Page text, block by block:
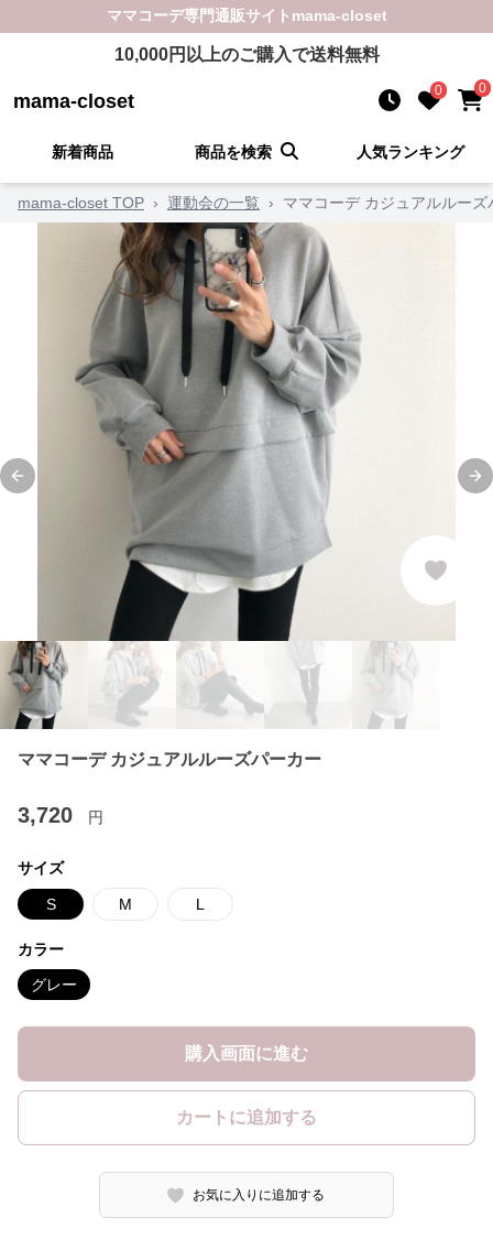
ママコーデ専門通販サイト mama-closet
10,000円以上のご購入で送料無料
mama-closet 0 0
新着商品 商品を検索 人気ランキング
mama-closet TOP › 運動会の一覧 › ママコーデ カジュアルルーズ
Previous slide
ママコーデ カジュアルルーズパーカー
3,720 円
サイズ
S M L
カラー
グレー
購入画面に進む
カートに追加する
お気に入りに追加する